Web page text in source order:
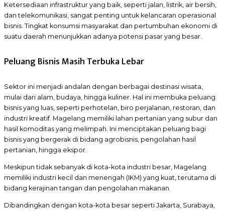
Ketersediaan infrastruktur yang baik, seperti jalan, listrik, air bersih,
dan telekomunikasi, sangat penting untuk kelancaran operasional
bisnis. Tingkat konsumsi masyarakat dan pertumbuhan ekonomi di
suatu daerah menunjukkan adanya potensi pasar yang besar.
Peluang Bisnis Masih Terbuka Lebar
Sektor ini menjadi andalan dengan berbagai destinasi wisata,
mulai dari alam, budaya, hingga kuliner. Hal ini membuka peluang
bisnis yang luas, seperti perhotelan, biro perjalanan, restoran, dan
industri kreatif. Magelang memiliki lahan pertanian yang subur dan
hasil komoditas yang melimpah. Ini menciptakan peluang bagi
bisnis yang bergerak di bidang agrobisnis, pengolahan hasil
pertanian, hingga ekspor.
Meskipun tidak sebanyak di kota-kota industri besar, Magelang
memiliki industri kecil dan menengah (IKM) yang kuat, terutama di
bidang kerajinan tangan dan pengolahan makanan.
Dibandingkan dengan kota-kota besar seperti Jakarta, Surabaya,